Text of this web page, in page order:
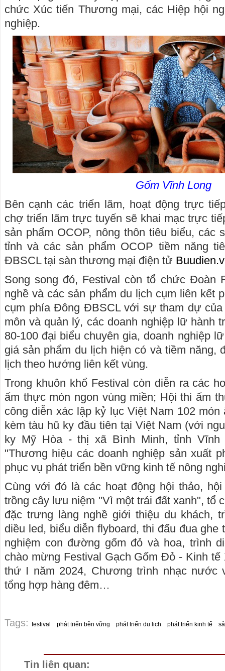
chức Xúc tiến Thương mại, các Hiệp hội
nghiệp.
Gốm Vĩnh Long
Bên cạnh các triển lãm, hoạt động trực
chợ triển lãm trực tuyến sẽ khai mạc trực
sản phẩm OCOP, nông thôn tiêu biểu, các
tỉnh và các sản phẩm OCOP tiềm năng
ĐBSCL tại sàn thương mại điện tử
Song song đó, Festival còn tổ chức Đoàn
nghề và các sản phẩm du lịch cụm liên kết
cụm phía Đông ĐBSCL với sự tham dự của
môn và quản lý, các doanh nghiệp lữ hành
80-100 đại biểu chuyên gia, doanh nghiệp
giá sản phẩm du lịch hiện có và tiềm năng,
lịch theo hướng liên kết vùng.
Trong khuôn khổ Festival còn diễn ra các
ẩm thực món ngon vùng miền; Hội thi ẩm
công diễn xác lập kỷ lục Việt Nam 102
kèm tàu hũ ky đầu tiên tại Việt Nam (với
ky Mỹ Hòa - thị xã Bình Minh, tỉnh Vĩnh
"Thương hiệu các doanh nghiệp sản xuất
phục vụ phát triển bền vững kinh tế nông
Cùng với đó là các hoạt động hội thảo,
trồng cây lưu niệm "Vì một trái đất xanh", tổ
đặc trưng làng nghề giới thiệu du khách,
diều led, biểu diễn flyboard, thi đấu đua ghe
nghiệm con đường gốm đỏ và hoa, trình
chào mừng Festival Gạch Gốm Đỏ - Kinh tế
thứ I năm 2024, Chương trình nhạc nước
tổng hợp hàng đêm…
Tags: festival phát triển bền vững phát triển du lịch phát triển kinh tế
Tin liên quan: